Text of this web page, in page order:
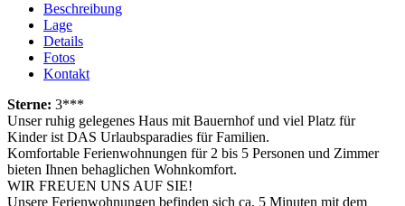
Beschreibung
Lage
Details
Fotos
Kontakt
Sterne: 3***
Unser ruhig gelegenes Haus mit Bauernhof und viel Platz für
Kinder ist DAS Urlaubsparadies für Familien.
Komfortable Ferienwohnungen für 2 bis 5 Personen und Zimmer
bieten Ihnen behaglichen Wohnkomfort.
WIR FREUEN UNS AUF SIE!
Unsere Ferienwohnungen befinden sich ca. 5 Minuten mit dem